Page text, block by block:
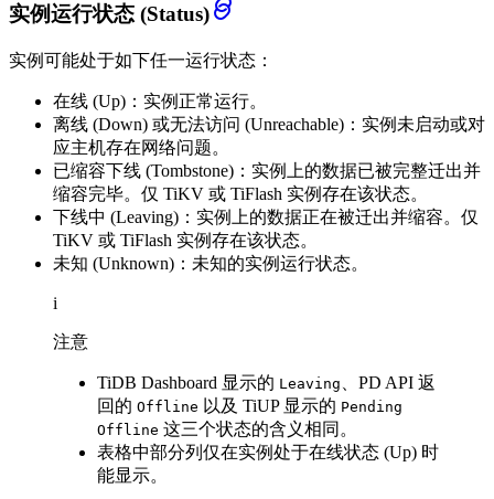
实例运行状态 (Status)
实例可能处于如下任一运行状态：
在线 (Up)：实例正常运行。
离线 (Down) 或无法访问 (Unreachable)：实例未启动或对
应主机存在网络问题。
已缩容下线 (Tombstone)：实例上的数据已被完整迁出并
缩容完毕。仅 TiKV 或 TiFlash 实例存在该状态。
下线中 (Leaving)：实例上的数据正在被迁出并缩容。仅
TiKV 或 TiFlash 实例存在该状态。
未知 (Unknown)：未知的实例运行状态。
i
注意
TiDB Dashboard 显示的 Leaving
、PD API 返
回的 Offline 以及 TiUP 显示的 Pending
Offline 这三个状态的含义相同。
表格中部分列仅在实例处于在线状态 (Up) 时
能显示。